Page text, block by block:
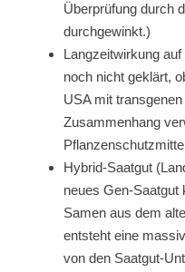
Überprüfung durch
durchgewinkt.)
Langzeitwirkung
noch nicht geklärt,
USA mit
Zusammenhang
Hybrid-Saatgut
neues Gen-Saatgut
Samen aus dem
entsteht eine
von den Saatgut-